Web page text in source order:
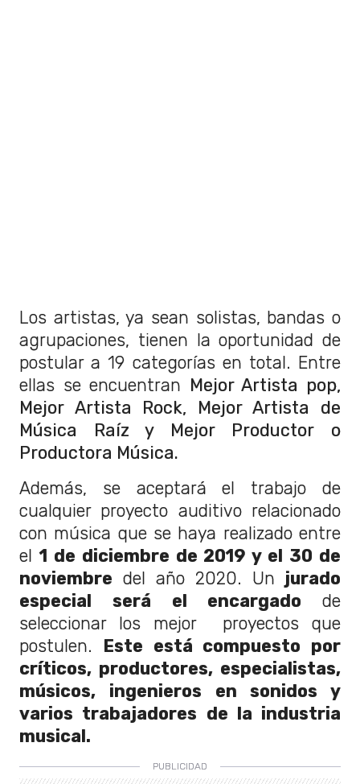
Los artistas, ya sean solistas, bandas o
agrupaciones, tienen la oportunidad de
postular a 19 categorías en total. Entre
ellas se encuentran Mejor Artista pop,
Mejor Artista Rock, Mejor Artista de
Música Raíz y Mejor Productor o
Productora Música.
Además, se aceptará el trabajo de
cualquier proyecto auditivo relacionado
con música que se haya realizado entre
el1 de diciembre de 2019 y el 30 de
noviembre del año 2020. Un jurado
especial será el encargado de
seleccionar los mejor proyectos que
postulen. Este está compuesto por
críticos, productores, especialistas,
músicos, ingenieros en sonidos y
varios trabajadores de la industria
musical.